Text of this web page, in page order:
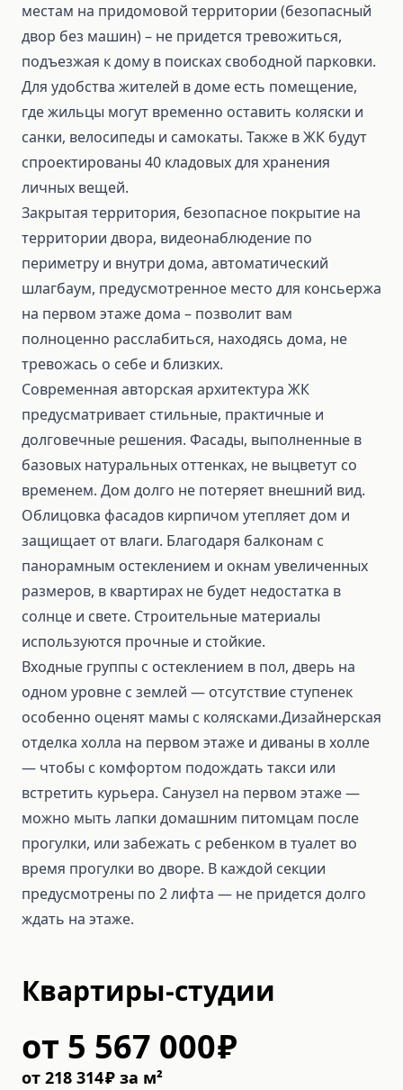
местам на придомовой территории (безопасный
двор без машин) – не придется тревожиться,
подъезжая к дому в поисках свободной парковки.
Для удобства жителей в доме есть помещение,
где жильцы могут временно оставить коляски и
санки, велосипеды и самокаты. Также в ЖК будут
спроектированы 40 кладовых для хранения
личных вещей.
Закрытая территория, безопасное покрытие на
территории двора, видеонаблюдение по
периметру и внутри дома, автоматический
шлагбаум, предусмотренное место для консьержа
на первом этаже дома – позволит вам
полноценно расслабиться, находясь дома, не
тревожась о себе и близких.
Современная авторская архитектура ЖК
предусматривает стильные, практичные и
долговечные решения. Фасады, выполненные в
базовых натуральных оттенках, не выцветут со
временем. Дом долго не потеряет внешний вид.
Облицовка фасадов кирпичом утепляет дом и
защищает от влаги. Благодаря балконам с
панорамным остеклением и окнам увеличенных
размеров, в квартирах не будет недостатка в
солнце и свете. Строительные материалы
используются прочные и стойкие.
Входные группы с остеклением в пол, дверь на
одном уровне с землей — отсутствие ступенек
особенно оценят мамы с колясками.Дизайнерская
отделка холла на первом этаже и диваны в холле
— чтобы с комфортом подождать такси или
встретить курьера. Санузел на первом этаже —
можно мыть лапки домашним питомцам после
прогулки, или забежать с ребенком в туалет во
время прогулки во дворе. В каждой секции
предусмотрены по 2 лифта — не придется долго
ждать на этаже.
Квартиры-студии
от 5 567 000₽
от 218 314₽ за м²